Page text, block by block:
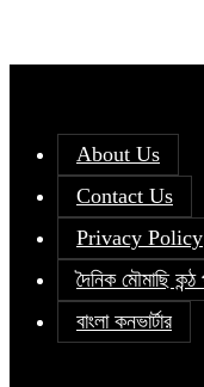
About Us
Contact Us
Privacy Policy
দৈনিক মৌমাছি কন্ঠ
বাংলা কনভার্টার